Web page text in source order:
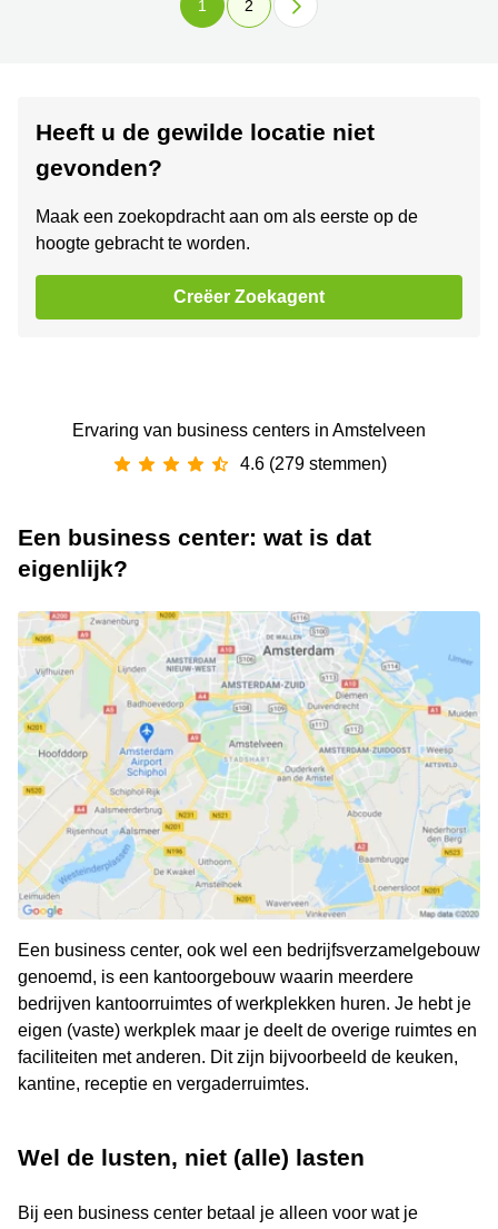
1 2
Heeft u de gewilde locatie niet
gevonden?
Maak een zoekopdracht aan om als eerste op de
hoogte gebracht te worden.
Creëer Zoekagent
Ervaring van ‪business centers‬ in Amstelveen
4.6 (279 stemmen)
Een business center: wat is dat
eigenlijk?
Een business center, ook wel een bedrijfsverzamelgebouw
genoemd, is een kantoorgebouw waarin meerdere
bedrijven kantoorruimtes of werkplekken huren. Je hebt je
eigen (vaste) werkplek maar je deelt de overige ruimtes en
faciliteiten met anderen. Dit zijn bijvoorbeeld de keuken,
kantine, receptie en vergaderruimtes.
Wel de lusten, niet (alle) lasten
Bij een business center betaal je alleen voor wat je